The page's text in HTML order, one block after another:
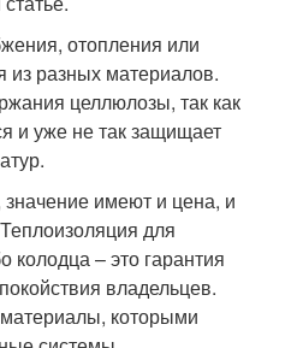
отопления или
из разных материалов.
целлюлозы, так как
и уже не так защищает
имеют и цена, и
для
колодца – это гарантия
владельцев.
которыми